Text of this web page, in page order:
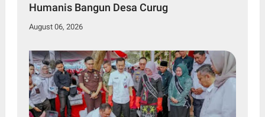
Humanis Bangun Desa Curug
August 06, 2026